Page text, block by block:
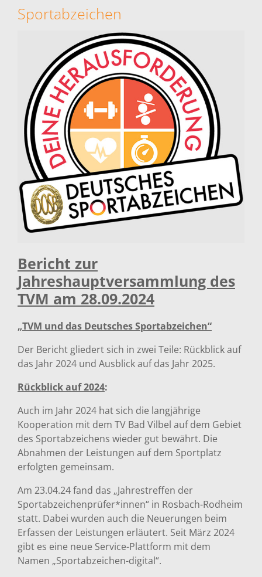
Sportabzeichen
Bericht zur
Jahreshauptversammlung des
TVM am 28.09.2024
„TVM und das Deutsches Sportabzeichen“
Der Bericht gliedert sich in zwei Teile: Rückblick auf
das Jahr 2024 und Ausblick auf das Jahr 2025.
Rückblick auf 2024:
Auch im Jahr 2024 hat sich die langjährige
Kooperation mit dem TV Bad Vilbel auf dem Gebiet
des Sportabzeichens wieder gut bewährt. Die
Abnahmen der Leistungen auf dem Sportplatz
erfolgten gemeinsam.
Am 23.04.24 fand das „Jahrestreffen der
Sportabzeichenprüfer*innen“ in Rosbach-Rodheim
statt. Dabei wurden auch die Neuerungen beim
Erfassen der Leistungen erläutert. Seit März 2024
gibt es eine neue Service-Plattform mit dem
Namen „Sportabzeichen-digital“.